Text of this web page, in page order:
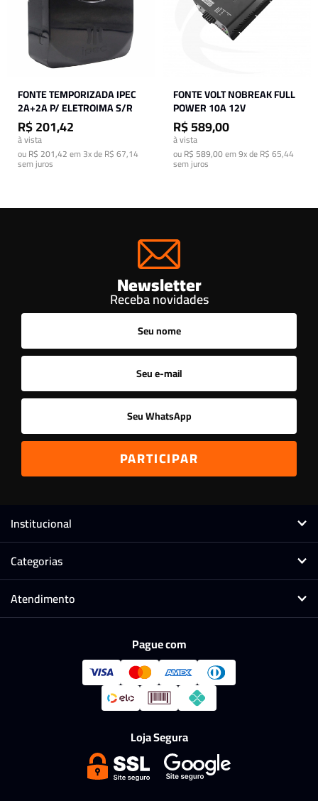
FONTE TEMPORIZADA IPEC
2A+2A P/ ELETROIMA S/R
R$ 201,42
à vista
ouR$ 201,42em3x de R$ 67,14
sem juros
FONTE VOLT NOBREAK FULL
POWER 10A 12V
R$ 589,00
à vista
ouR$ 589,00em9x de R$ 65,44
sem juros
Newsletter
Receba novidades
Institucional
Categorias
Atendimento
Pague com
Loja Segura